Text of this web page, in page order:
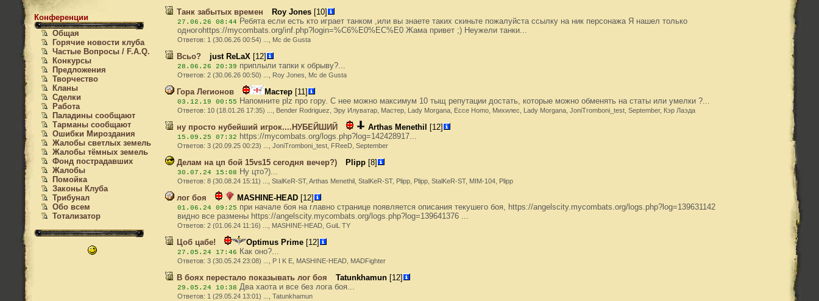
Конференции
Общая
Горячие новости клуба
Частые Вопросы / F.A.Q.
Конкурсы
Предложения
Творчество
Кланы
Сделки
Работа
Паладины сообщают
Тарманы сообщают
Ошибки Мироздания
Жалобы светлых земель
Жалобы тёмных земель
Фонд пострадавших
Жалобы
Помойка
Законы Клуба
Трибунал
Обо всем
Тотализатор
Танк забытых времен Roy Jones[10]
27.06.26 08:44 Ребята если есть кто играет танком ,или вы знаете таких скиньте пожалуйста ссылку на ник персонажа Я нашел только
одногоhttps://mycombats.org/inf.php?login=%C6%E0%EC%E0 Жама привет ;) Неужели танки...
Ответов: 1 (30.06.26 00:54) ..., Mc de Gusta
Всьо? just ReLaX[12]
28.06.26 20:39 приплыли тапки к обрыву?...
Ответов: 2 (30.06.26 00:50) ..., Roy Jones, Mc de Gusta
Гора Легионов Мастер[11]
03.12.19 00:55 Напомните plz про гору. С нее можно максимум 10 тыщ репутации достать, которые можно обменять на статы или умелки ?...
Ответов: 10 (18.01.26 17:35) ..., Bender Rodriguez, Эру Илуватар, Мастер, Lady Morgana, Ecce Homo, Михилес, Lady Morgana, JoniTromboni_test, September, Кэр Лаэда
ну просто нубейший игрок....НУБЕЙШИЙ Arthas Menethil [12]
15.09.25 07:32 https://mycombats.org/logs.php?log=142428917...
Ответов: 3 (20.09.25 00:23) ..., JoniTromboni_test, FReeD, September
Делам на цп бой 15vs15 сегодня вечер?) Plipp[8]
30.07.24 15:08 Ну цто?)...
Ответов: 8 (30.08.24 15:11) ..., StalKeR-ST, Arthas Menethil, StalKeR-ST, Plipp, Plipp, StalKeR-ST, MIM-104, Plipp
лог боя MASHINE-HEAD[12]
01.06.24 09:25 при начале боя на главно странице появляется описания текушего боя, https://angelscity.mycombats.org/logs.php?log=139631142
видно все размены https://angelscity.mycombats.org/logs.php?log=139641376 ...
Ответов: 2 (01.06.24 11:16) ..., MASHINE-HEAD, GuiL TY
Цоб цабе! Optimus Prime[12]
27.05.24 17:46 Как оно?...
Ответов: 3 (30.05.24 23:08) ..., P I K E, MASHINE-HEAD, MADFighter
В боях перестало показывать лог боя Tatunkhamun[12]
29.05.24 10:38 Два хаота и все без лога боя...
Ответов: 1 (29.05.24 13:01) ..., Tatunkhamun